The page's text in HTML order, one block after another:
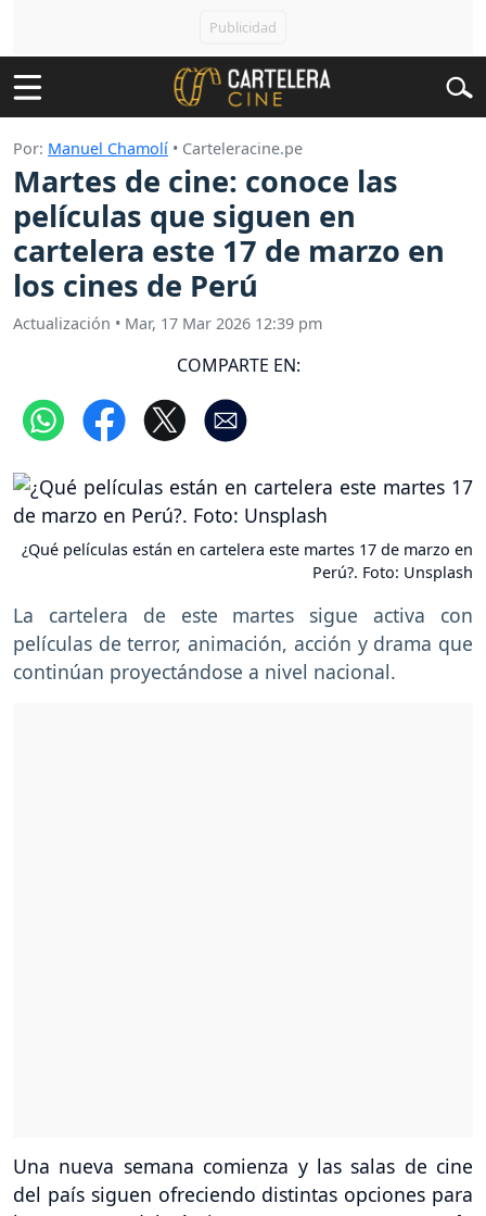
Por: Manuel Chamolí • Carteleracine.pe
Martes de cine: conoce las
películas que siguen en
cartelera este 17 de marzo en
los cines de Perú
Actualización • Mar, 17 Mar 2026 12:39 pm
COMPARTE EN:
¿Qué películas están en cartelera este martes 17 de marzo en
Perú?. Foto: Unsplash
La cartelera de este martes sigue activa con
películas de terror, animación, acción y drama que
continúan proyectándose a nivel nacional.
Una nueva semana comienza y las salas de cine
del país siguen ofreciendo distintas opciones para